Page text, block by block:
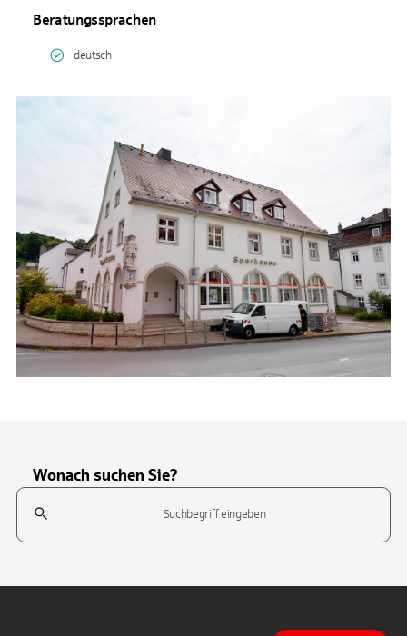
Beratungssprachen
deutsch
Wonach suchen Sie?
Suchfeld